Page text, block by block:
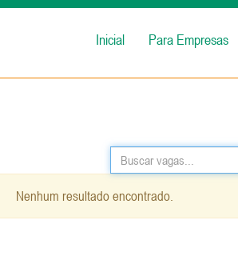
Inicial Para Empresas
Nenhum resultado encontrado.